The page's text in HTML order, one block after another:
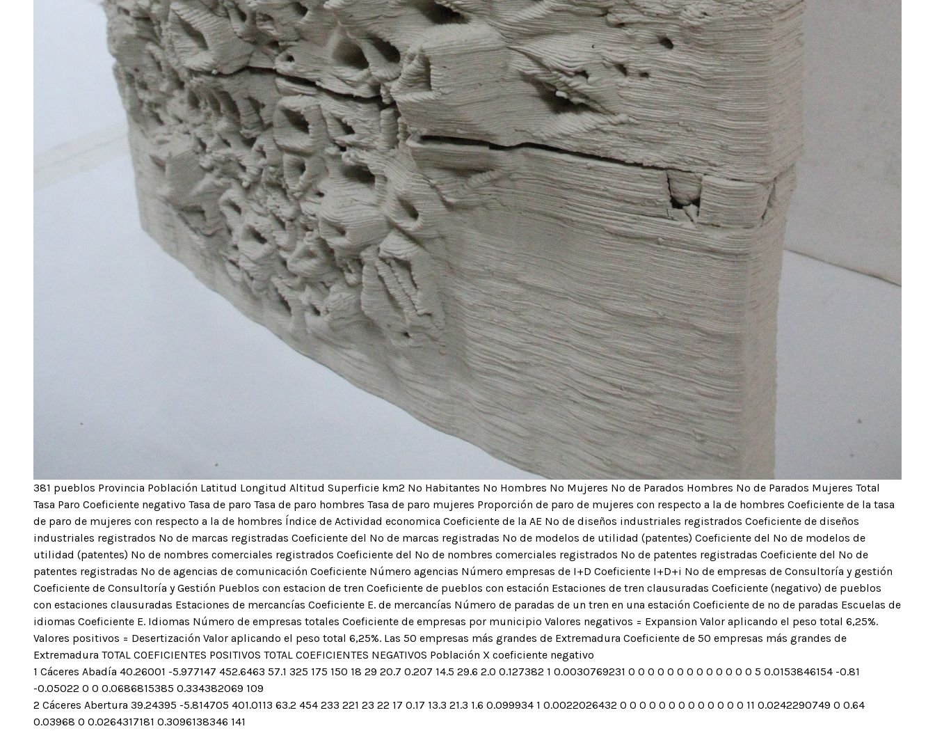
381 pueblos Provincia Población Latitud Longitud Altitud Superficie km2 Nº Habitantes Nº Hombres Nº Mujeres Nº de Parados Hombres Nº de Parados Mujeres Total
Tasa Paro Coeficiente negativo Tasa de paro Tasa de paro hombres Tasa de paro mujeres Proporción de paro de mujeres con respecto a la de hombres Coeficiente de la tasa
de paro de mujeres con respecto a la de hombres Índice de Actividad economica Coeficiente de la AE Nº de diseños industriales registrados Coeficiente de diseños
industriales registrados Nº de marcas registradas Coeficiente del Nº de marcas registradas Nº de modelos de utilidad (patentes) Coeficiente del Nº de modelos de
utilidad (patentes) Nº de nombres comerciales registrados Coeficiente del Nº de nombres comerciales registrados Nº de patentes registradas Coeficiente del Nº de
patentes registradas Nº de agencias de comunicación Coeficiente Número agencias Número empresas de I+D Coeficiente I+D+i Nº de empresas de Consultoría y gestión
Coeficiente de Consultoría y Gestión Pueblos con estacion de tren Coeficiente de pueblos con estación Estaciones de tren clausuradas Coeficiente (negativo) de pueblos
con estaciones clausuradas Estaciones de mercancías Coeficiente E. de mercancías Número de paradas de un tren en una estación Coeficiente de nº de paradas Escuelas de
idiomas Coeficiente E. Idiomas Número de empresas totales Coeficiente de empresas por municipio Valores negativos = Expansion Valor aplicando el peso total 6,25%.
Valores positivos = Desertización Valor aplicando el peso total 6,25%. Las 50 empresas más grandes de Extremadura Coeficiente de 50 empresas más grandes de
Extremadura TOTAL COEFICIENTES POSITIVOS TOTAL COEFICIENTES NEGATIVOS Población X coeficiente negativo
1 Cáceres Abadía 40.26001 -5.977147 452.6463 57.1 325 175 150 18 29 20.7 0.207 14.5 29.6 2.0 0.127382 1 0.0030769231 0 0 0 0 0 0 0 0 0 0 0 0 0 5 0.0153846154 -0.81
-0.05022 0 0 0.0686815385 0.334382069 109
2 Cáceres Abertura 39.24395 -5.814705 401.0113 63.2 454 233 221 23 22 17 0.17 13.3 21.3 1.6 0.099934 1 0.0022026432 0 0 0 0 0 0 0 0 0 0 0 0 0 11 0.0242290749 0 0.64
0.03968 0 0.0264317181 0.3096138346 141